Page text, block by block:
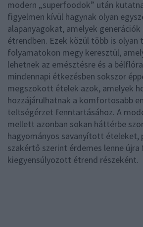
modern „superfoodok” után
figyelmen kívül hagynak olyan
alapanyagokat, amelyek
étrendben. Ezek közül több is olyan
folyamatokon megy keresztül,
lehetnek az emésztésre és a
mindennapi étkezésben sokszor
megszokott ételek azok, amelyek
hozzájárulhatnak a komfortosabb
teltségérzet fenntartásához. A
mellett azonban sokan háttérbe
hagyományos savanyított ételeket,
szakértő szerint érdemes lenne
kiegyensúlyozott étrend részeként.